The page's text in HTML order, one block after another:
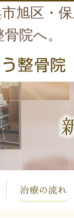
旭区・
院へ。